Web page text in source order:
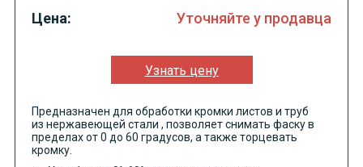
Цена: Уточняйте у продавца
Узнать цену
Предназначен для обработки кромки листов и труб
из нержавеющей стали , позволяет снимать фаску в
пределах от 0 до 60 градусов, а также торцевать
кромку.